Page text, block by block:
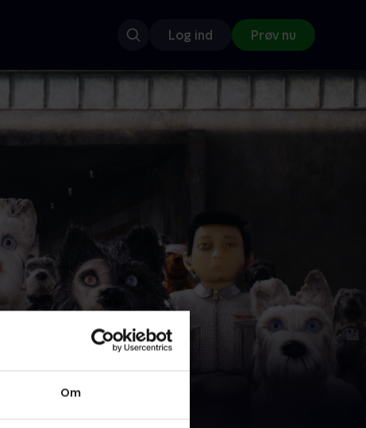
Om
Log ind Prøv nu